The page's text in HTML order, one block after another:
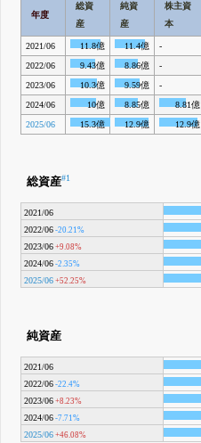
年度
総資
産
純資
産
株主資
本
2021/06 11.8億 11.4億 -
2022/06
9.43億 8.86億 -
2023/06
10.3億 9.59億 -
2024/06
10億 8.85億 8.81億
2025/06
15.3億 12.9億 12.9億
総資産#1
2021/06
2022/06 -20.21%
2023/06 +9.08%
2024/06 -2.35%
2025/06 +52.25%
純資産
2021/06
2022/06 -22.4%
2023/06 +8.23%
2024/06 -7.71%
2025/06 +46.08%